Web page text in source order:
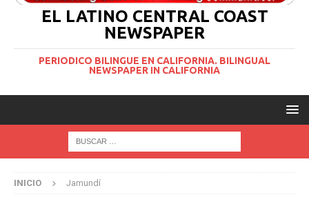
EL LATINO CENTRAL COAST
NEWSPAPER
PERIODICO BILINGUE EN CALIFORNIA. BILINGUAL
NEWSPAPER IN CALIFORNIA
INICIO Jamundí